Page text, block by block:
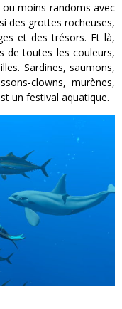
moins randoms avec
des grottes rocheuses,
et des trésors. Et là,
de toutes les couleurs,
Sardines, saumons,
clowns, murènes,
un festival aquatique.